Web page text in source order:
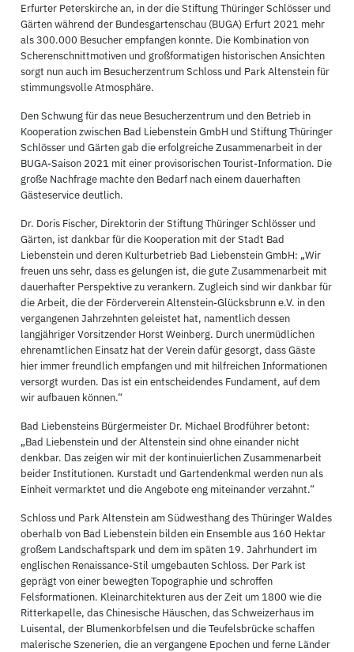
Erfurter Peterskirche an, in der die Stiftung Thüringer Schlösser und
Gärten während der Bundesgartenschau (BUGA) Erfurt 2021 mehr
als 300.000 Besucher empfangen konnte. Die Kombination von
Scherenschnittmotiven und großformatigen historischen Ansichten
sorgt nun auch im Besucherzentrum Schloss und Park Altenstein für
stimmungsvolle Atmosphäre.
Den Schwung für das neue Besucherzentrum und den Betrieb in
Kooperation zwischen Bad Liebenstein GmbH und Stiftung Thüringer
Schlösser und Gärten gab die erfolgreiche Zusammenarbeit in der
BUGA-Saison 2021 mit einer provisorischen Tourist-Information. Die
große Nachfrage machte den Bedarf nach einem dauerhaften
Gästeservice deutlich.
Dr. Doris Fischer, Direktorin der Stiftung Thüringer Schlösser und
Gärten, ist dankbar für die Kooperation mit der Stadt Bad
Liebenstein und deren Kulturbetrieb Bad Liebenstein GmbH: „Wir
freuen uns sehr, dass es gelungen ist, die gute Zusammenarbeit mit
dauerhafter Perspektive zu verankern. Zugleich sind wir dankbar für
die Arbeit, die der Förderverein Altenstein-Glücksbrunn e.V. in den
vergangenen Jahrzehnten geleistet hat, namentlich dessen
langjähriger Vorsitzender Horst Weinberg. Durch unermüdlichen
ehrenamtlichen Einsatz hat der Verein dafür gesorgt, dass Gäste
hier immer freundlich empfangen und mit hilfreichen Informationen
versorgt wurden. Das ist ein entscheidendes Fundament, auf dem
wir aufbauen können.“
Bad Liebensteins Bürgermeister Dr. Michael Brodführer betont:
„Bad Liebenstein und der Altenstein sind ohne einander nicht
denkbar. Das zeigen wir mit der kontinuierlichen Zusammenarbeit
beider Institutionen. Kurstadt und Gartendenkmal werden nun als
Einheit vermarktet und die Angebote eng miteinander verzahnt.“
Schloss und Park Altenstein am Südwesthang des Thüringer Waldes
oberhalb von Bad Liebenstein bilden ein Ensemble aus 160 Hektar
großem Landschaftspark und dem im späten 19. Jahrhundert im
englischen Renaissance-Stil umgebauten Schloss. Der Park ist
geprägt von einer bewegten Topographie und schroffen
Felsformationen. Kleinarchitekturen aus der Zeit um 1800 wie die
Ritterkapelle, das Chinesische Häuschen, das Schweizerhaus im
Luisental, der Blumenkorbfelsen und die Teufelsbrücke schaffen
malerische Szenerien, die an vergangene Epochen und ferne Länder